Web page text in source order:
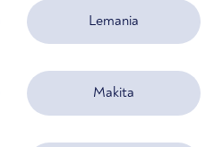
Lemania
Makita